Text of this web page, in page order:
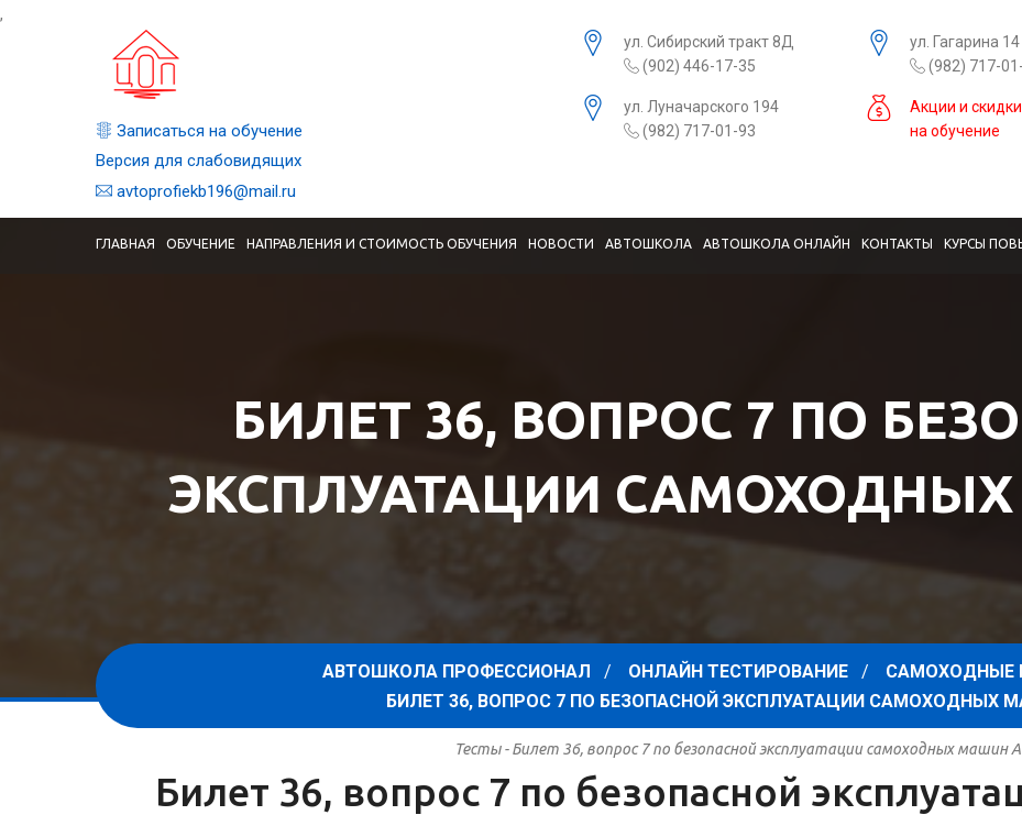
,
Записаться на обучение
Версия для слабовидящих
avtoprofiekb196@mail.ru
ул. Сибирский тракт 8Д
(902) 446-17-35
ул. Гагарина 14
(982) 717-
ул. Луначарского 194
(982) 717-01-93
Акции и скидки
на обучение
ГЛАВНАЯ ОБУЧЕНИЕ НАПРАВЛЕНИЯ И СТОИМОСТЬ ОБУЧЕНИЯ НОВОСТИ АВТОШКОЛА АВТОШКОЛА ОНЛАЙН КОНТАКТЫ КУРСЫ
БИЛЕТ 36, ВОПРОС 7 ПО
ЭКСПЛУАТАЦИИ
АВТОШКОЛА ПРОФЕССИОНАЛ ОНЛАЙН ТЕСТИРОВАНИЕ
САМОХОДНЫЕ
БИЛЕТ 36, ВОПРОС 7 ПО БЕЗОПАСНОЙ ЭКСПЛУАТАЦИИ САМОХОДНЫХ
Тесты - Билет 36, вопрос 7 по безопасной эксплуатации самоходных машин
Билет 36, вопрос 7 по безопасной